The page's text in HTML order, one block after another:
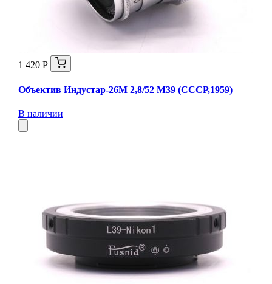
1 420 Р
Объектив Индустар-26М 2,8/52 М39 (СССР,1959)
В наличии